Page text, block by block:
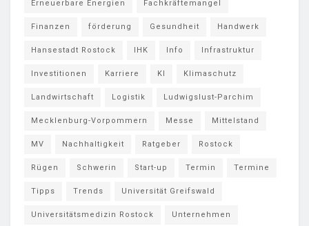
Erneuerbare Energien Fachkräftemangel
Finanzen förderung Gesundheit Handwerk
Hansestadt Rostock IHK Info Infrastruktur
Investitionen Karriere KI Klimaschutz
Landwirtschaft Logistik Ludwigslust-Parchim
Mecklenburg-Vorpommern Messe Mittelstand
MV Nachhaltigkeit Ratgeber Rostock
Rügen Schwerin Start-up Termin Termine
Tipps Trends Universität Greifswald
Universitätsmedizin Rostock Unternehmen